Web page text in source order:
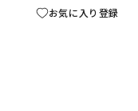
お気に入り登録